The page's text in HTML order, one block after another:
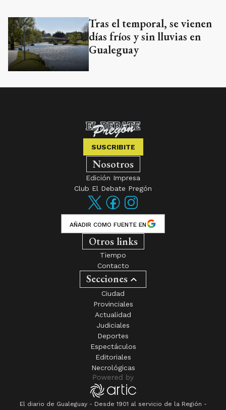
Tras el temporal, se vienen
días fríos y sin lluvias en
Gualeguay
SUSCRIBITE
Nosotros
Edición Impresa
Club El Debate Pregón
AÑADIR COMO FUENTE EN
Otros links
Tiempo
Contacto
Secciones
Ciudad
Provinciales
Actualidad
Judiciales
Deportes
Espectáculos
Editoriales
Necrológicas
El diario de Gualeguay - Desde 1901 al servicio de la Región -